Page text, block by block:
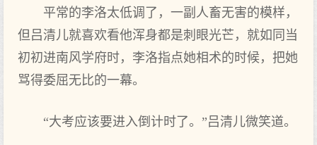
平常的李洛太低调了，一副人畜无害的模样，
但吕清儿就喜欢看他浑身都是刺眼光芒，就如同当
初初进南风学府时，李洛指点她相术的时候，把她
骂得委屈无比的一幕。
“大考应该要进入倒计时了。”吕清儿微笑道。